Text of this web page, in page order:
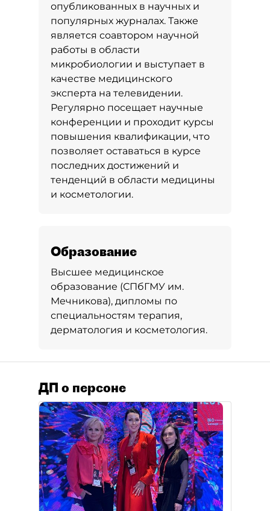
опубликованных в научных и
популярных журналах. Также
является соавтором научной
работы в области
микробиологии и выступает в
качестве медицинского
эксперта на телевидении.
Регулярно посещает научные
конференции и проходит курсы
повышения квалификации, что
позволяет оставаться в курсе
последних достижений и
тенденций в области медицины
и косметологии.
Образование
Высшее медицинское
образование (СПбГМУ им.
Мечникова), дипломы по
специальностям терапия,
дерматология и косметология.
ДП о персоне